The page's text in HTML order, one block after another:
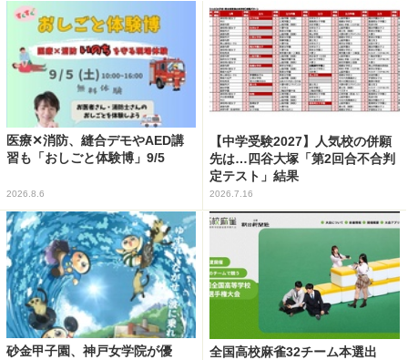
医療✕消防、縫合デモやAED講
習も「おしごと体験博」9/5
2026.8.6
【中学受験2027】人気校の併願
先は…四谷大塚「第2回合不合判
定テスト」結果
2026.7.16
砂金甲子園、神戸女学院が優
全国高校麻雀32チーム本選出